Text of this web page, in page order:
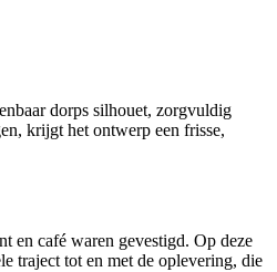
dorps silhouet, zorgvuldig
krijgt het ontwerp een frisse,
en café waren gevestigd. Op deze
traject tot en met de oplevering, die